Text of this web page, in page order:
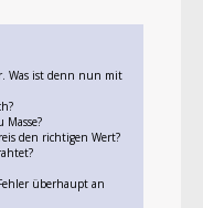
Was ist denn nun mit
den richtigen Wert?
überhaupt an